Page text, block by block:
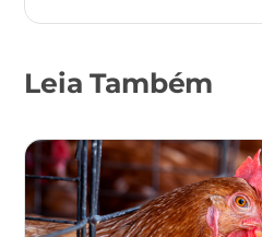
Leia Também